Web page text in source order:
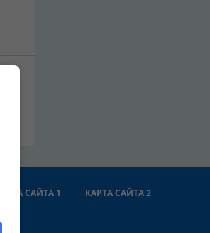
КАРТА САЙТА 1 КАРТА САЙТА 2